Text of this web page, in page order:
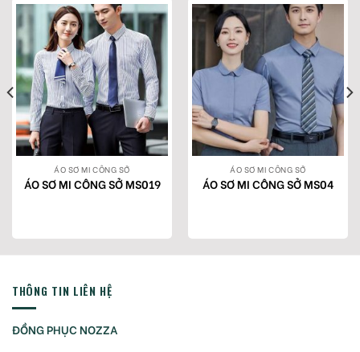
ÁO SƠ MI CÔNG SỞ
ÁO SƠ MI CÔNG SỞ MS019
ÁO SƠ MI CÔNG SỞ
ÁO SƠ MI CÔNG SỞ MS04
THÔNG TIN LIÊN HỆ
ĐỒNG PHỤC NOZZA